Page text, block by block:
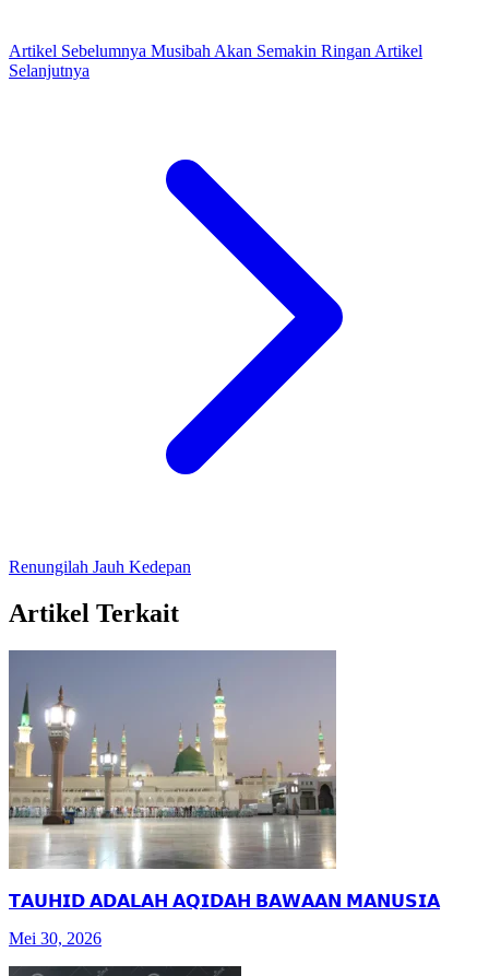
Artikel Sebelumnya Musibah Akan Semakin Ringan Artikel
Selanjutnya
Renungilah Jauh Kedepan
Artikel Terkait
𝗧𝗔𝗨𝗛𝗜𝗗 𝗔𝗗𝗔𝗟𝗔𝗛 𝗔𝗤𝗜𝗗𝗔𝗛 𝗕𝗔𝗪𝗔𝗔𝗡 𝗠𝗔𝗡𝗨𝗦𝗜𝗔
Mei 30, 2026